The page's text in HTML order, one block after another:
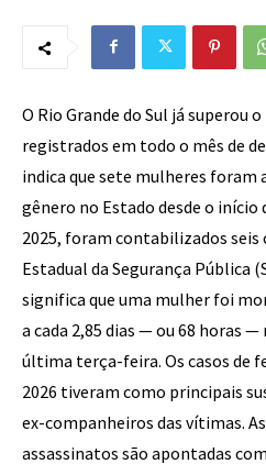
O Rio Grande do Sul já superou
registrados em todo o mês de
indica que sete mulheres foram
gênero no Estado desde o início
2025, foram contabilizados seis
Estadual da Segurança Pública
significa que uma mulher foi
a cada 2,85 dias — ou 68 horas —
última terça-feira. Os casos de
2026 tiveram como principais
ex-companheiros das vítimas.
assassinatos são apontadas